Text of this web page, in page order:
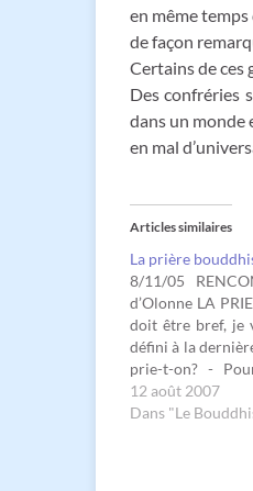
en même
de façon
Certains de ces
Des confréries
dans un monde
en mal
Articles similaires
La prière
8/11/05
d’Olonne LA
doit être bref, je
défini à la
prie-t-on? -
pratiquante du
12 août 2007
Dans "Le